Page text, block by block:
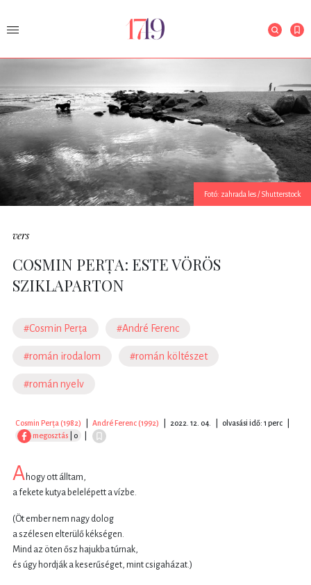
Fotó: zahrada les / Shutterstock
vers
COSMIN PERȚA: ESTE VÖRÖS
SZIKLAPARTON
#Cosmin Perța #André Ferenc
#román irodalom #román költészet
#román nyelv
Cosmin Perța (1982) André Ferenc (1992) 2022. 12. 04. olvasási idő: 1 perc
megosztás | 0
A hogy ott álltam,
a fekete kutya belelépett a vízbe.
(Öt ember nem nagy dolog
a szélesen elterülő kékségen.
Mind az öten ősz hajukba túrnak,
és úgy hordják a keserűséget, mint csigaházat.)